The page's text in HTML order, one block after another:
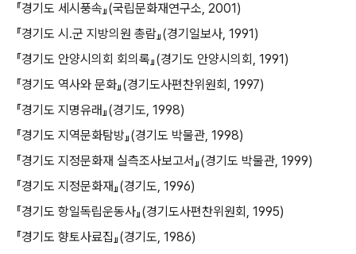
『경기도 세시풍속』(국립문화재연구소, 2001)
『경기도 시․군 지방의원 총람』(경기일보사, 1991)
『경기도 안양시의회 회의록』(경기도 안양시의회, 1991)
『경기도 역사와 문화』(경기도사편찬위원회, 1997)
『경기도 지명유래』(경기도, 1998)
『경기도 지역문화탐방』(경기도 박물관, 1998)
『경기도 지정문화재 실측조사보고서』(경기도 박물관, 1999)
『경기도 지정문화재』(경기도, 1996)
『경기도 항일독립운동사』(경기도사편찬위원회, 1995)
『경기도 향토사료집』(경기도, 1986)